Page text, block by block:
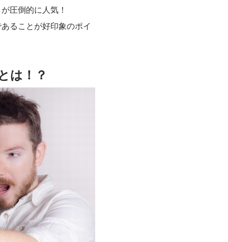
圧倒的に人気！
ることが好印象のポイ
は！？